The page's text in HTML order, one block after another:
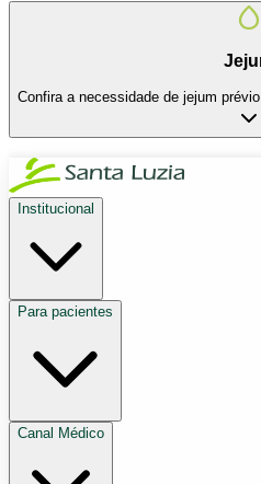
Confira a necessidade de jejum
Institucional
Para pacientes
Canal Médico